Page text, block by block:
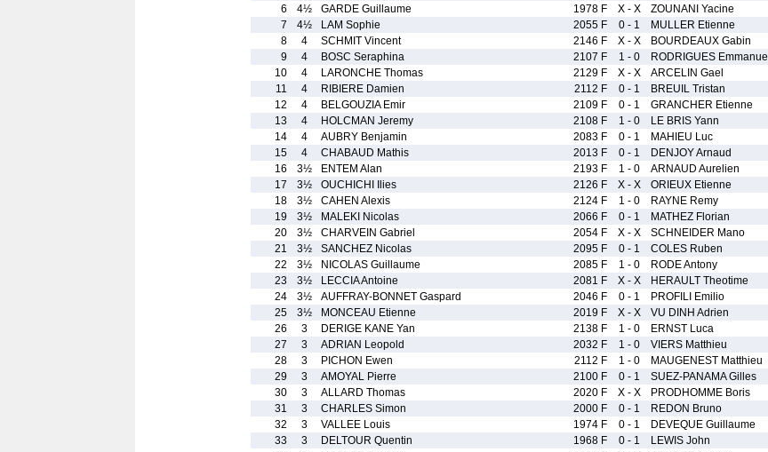
6
4½ GARDE Guillaume 1978 F X - X ZOUNANI Yacine
7
4½ LAM Sophie 2055 F 0 - 1 MULLER Etienne
8
4 SCHMIT Vincent 2146 F X - X BOURDEAUX Gabin
9
4 BOSC Seraphina 2107 F 1 - 0 RODRIGUES Emmanuel
10
4 LARONCHE Thomas 2129 F X - X ARCELIN Gael
11
4 RIBIERE Damien 2112 F 0 - 1 BREUIL Tristan
12
4 BELGOUZIA Emir 2109 F 0 - 1 GRANCHER Etienne
13
4 HOLCMAN Jeremy 2108 F 1 - 0 LE BRIS Yann
14
4 AUBRY Benjamin 2083 F 0 - 1 MAHIEU Luc
15
4 CHABAUD Mathis 2013 F 0 - 1 DENJOY Arnaud
16
3½ ENTEM Alan 2193 F 1 - 0 ARNAUD Aurelien
17
3½ OUCHICHI Ilies 2126 F X - X ORIEUX Etienne
18
3½ CAHEN Alexis 2124 F 1 - 0 RAYNE Remy
19
3½ MALEKI Nicolas 2066 F 0 - 1 MATHEZ Florian
20
3½ CHARVEIN Gabriel 2054 F X - X SCHNEIDER Mano
21
3½ SANCHEZ Nicolas 2095 F 0 - 1 COLES Ruben
22
3½ NICOLAS Guillaume 2085 F 1 - 0 RODE Antony
23
3½ LECCIA Antoine 2081 F X - X HERAULT Theotime
24
3½ AUFFRAY-BONNET Gaspard 2046 F 0 - 1 PROFILI Emilio
25
3½ MONCEAU Etienne 2019 F X - X VU DINH Adrien
26
3 DERIGE KANE Yan 2138 F 1 - 0 ERNST Luca
27
3 ADRIAN Leopold 2032 F 1 - 0 VIERS Matthieu
28
3 PICHON Ewen 2112 F 1 - 0 MAUGENEST Matthieu
29
3 AMOYAL Pierre 2100 F 0 - 1 SUEZ-PANAMA Gilles
30
3 ALLARD Thomas 2020 F X - X PRODHOMME Boris
31
3 CHARLES Simon 2000 F 0 - 1 REDON Bruno
32
3 VALLEE Louis 1974 F 0 - 1 DEVEQUE Guillaume
33
3 DELTOUR Quentin 1968 F 0 - 1 LEWIS John